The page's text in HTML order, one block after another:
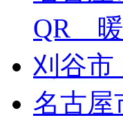
QR 暖
刈谷市
名古屋